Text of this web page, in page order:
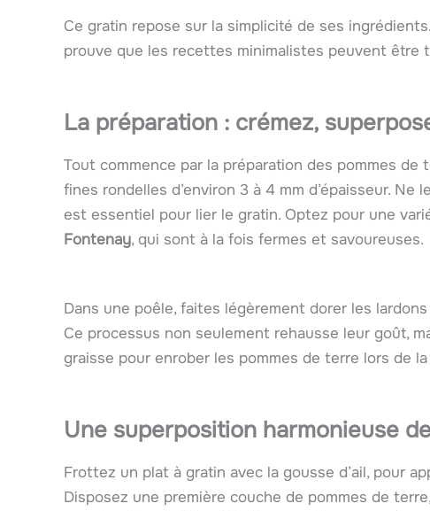
Ce gratin repose sur la simplicité de ses
prouve que les recettes minimalistes peuvent être
La préparation : crémez,
Tout commence par la préparation des pommes
fines rondelles d’environ 3 à 4 mm d’épaisseur. Ne
est essentiel pour lier le gratin. Optez pour une
Fontenay, qui sont à la fois fermes et savoureuses.
Dans une poêle, faites légèrement dorer les
Ce processus non seulement rehausse leur goût,
graisse pour enrober les pommes de terre lors de
Une superposition harmonieuse
Frottez un plat à gratin avec la gousse d’ail, pour
Disposez une première couche de pommes de